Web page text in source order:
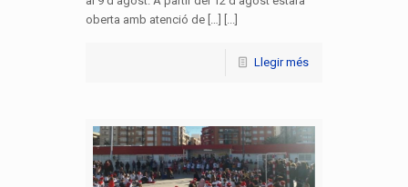
oberta amb atenció de […] [...]
Llegir més